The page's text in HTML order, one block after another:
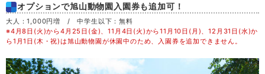
月 31
オプションで旭山動物園入園券も追加可！
大人：1,000円増 / 中学生以下：無料
※4月8日(火)から4月25日(金)、11月4日(火)から11月10日(月)、12月31日(水)か
ら1月1日(木・祝)は旭山動物園が休園中のため、入園券を追加できません。